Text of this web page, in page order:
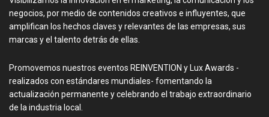
negocios, por medio de contenidos creativos e influyentes, que
amplifican los hechos claves y relevantes de las empresas, sus
marcas y el talento detrás de ellas.
Promovemos nuestros eventos REINVENTION y Lux Awards -
realizados con estándares mundiales- fomentando la
actualización permanente y celebrando el trabajo extraordinario
de la industria local.